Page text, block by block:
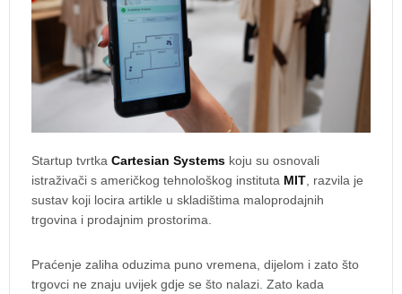
Startup tvrtka Cartesian Systems koju su osnovali
istraživači s američkog tehnološkog instituta MIT , razvila je
sustav koji locira artikle u skladištima maloprodajnih
trgovina i prodajnim prostorima.
Praćenje zaliha oduzima puno vremena, dijelom i zato što
trgovci ne znaju uvijek gdje se što nalazi. Zato kada